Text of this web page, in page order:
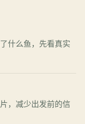
什么鱼，先看真实
，减少出发前的信